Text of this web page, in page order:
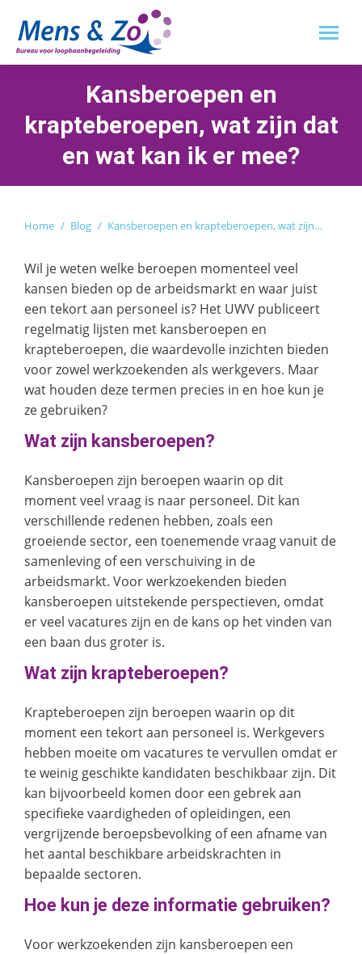
Kansberoepen en
krapteberoepen, wat zijn dat
en wat kan ik er mee?
Home Blog Kansberoepen en krapteberoepen, wat zijn…
Wil je weten welke beroepen momenteel veel
kansen bieden op de arbeidsmarkt en waar juist
een tekort aan personeel is? Het UWV publiceert
regelmatig lijsten met kansberoepen en
krapteberoepen, die waardevolle inzichten bieden
voor zowel werkzoekenden als werkgevers. Maar
wat houden deze termen precies in en hoe kun je
ze gebruiken?
Wat zijn kansberoepen?
Kansberoepen zijn beroepen waarin op dit
moment veel vraag is naar personeel. Dit kan
verschillende redenen hebben, zoals een
groeiende sector, een toenemende vraag vanuit de
samenleving of een verschuiving in de
arbeidsmarkt. Voor werkzoekenden bieden
kansberoepen uitstekende perspectieven, omdat
er veel vacatures zijn en de kans op het vinden van
een baan dus groter is.
Wat zijn krapteberoepen?
Krapteberoepen zijn beroepen waarin op dit
moment een tekort aan personeel is. Werkgevers
hebben moeite om vacatures te vervullen omdat er
te weinig geschikte kandidaten beschikbaar zijn. Dit
kan bijvoorbeeld komen door een gebrek aan
specifieke vaardigheden of opleidingen, een
vergrijzende beroepsbevolking of een afname van
het aantal beschikbare arbeidskrachten in
bepaalde sectoren.
Hoe kun je deze informatie gebruiken?
Voor werkzoekenden zijn kansberoepen een